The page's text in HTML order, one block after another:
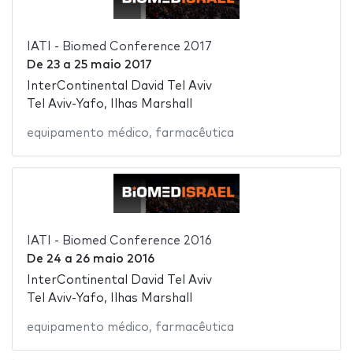
IATI - Biomed Conference 2017
De 23a 25 maio 2017
InterContinental David Tel Aviv
Tel Aviv-Yafo, Ilhas Marshall
equipamento médico, farmacêutica
IATI - Biomed Conference 2016
De 24 a 26 maio 2016
InterContinental David Tel Aviv
Tel Aviv-Yafo, Ilhas Marshall
equipamento médico, farmacêutica